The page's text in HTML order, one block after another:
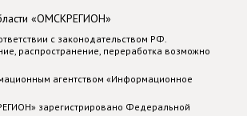
«ОМСКРЕГИОН»
с законодательством РФ.
распространение, переработка возможно
агентством «Информационное
зарегистрировано Федеральной